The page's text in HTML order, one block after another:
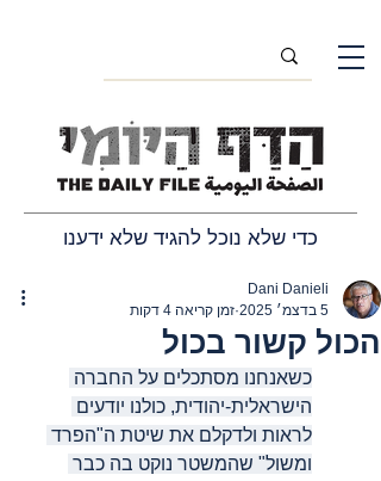
כדי שלא נוכל להגיד שלא ידענו
הכול קשור בכול
Dani Danieli
5 בדצמ׳ 2025
זמן קריאה 4 דקות
כשאנחנו מסתכלים על החברה
הישראלית-יהודית, כולנו יודעים
לראות ולדקלם את שיטת ה"הפרד
ומשול" שהמשטר נוקט בה כבר